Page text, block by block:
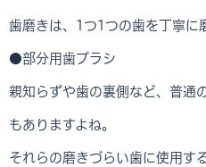
歯磨きは、1つ1つの歯を丁寧に
●部分用歯ブラシ
親知らずや歯の裏側など、普通
もありますよね。
それらの磨きづらい歯に使用す